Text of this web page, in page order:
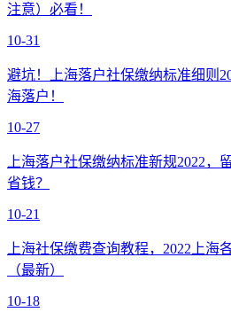
注意）必看！
10-31
避坑！上海落户社保缴纳标准细则
海落户！
10-27
上海落户社保缴纳标准新规2022，
省钱？
10-21
上海社保缴费查询教程，2022上海
（最新）
10-18